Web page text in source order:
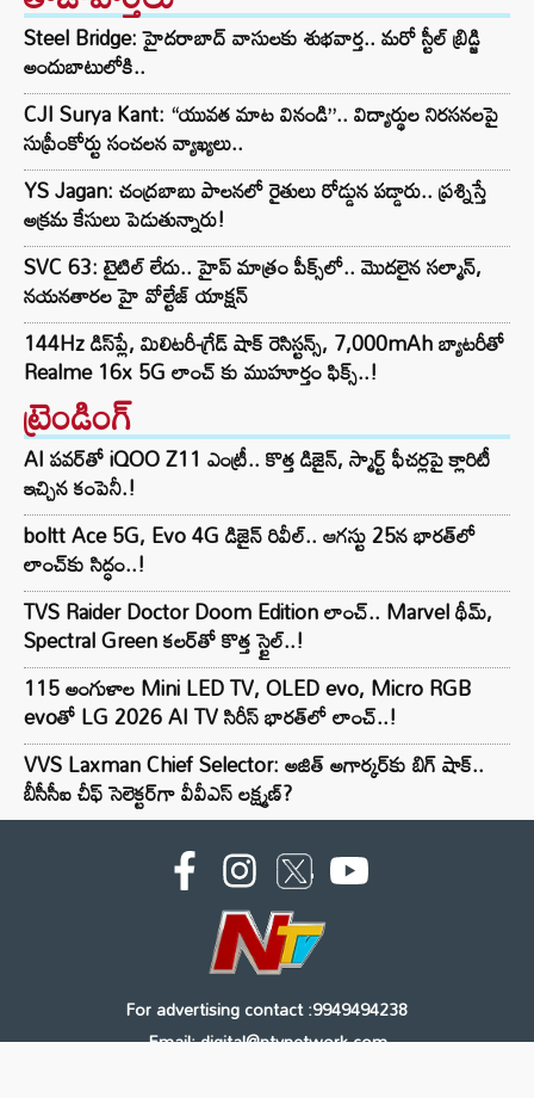
Steel Bridge: హైదరాబాద్ వాసులకు శుభవార్త.. మరో స్టీల్ బ్రిడ్జి
అందుబాటులోకి..
CJI Surya Kant: “యువత మాట వినండి”.. విద్యార్థుల నిరసనలపై
సుప్రీంకోర్టు సంచలన వ్యాఖ్యలు..
YS Jagan: చంద్రబాబు పాలనలో రైతులు రోడ్డున పడ్డారు.. ప్రశ్నిస్తే
అక్రమ కేసులు పెడుతున్నారు!
SVC 63: టైటిల్ లేదు.. హైప్ మాత్రం పీక్స్‌లో.. మొదలైన సల్మాన్,
నయనతారల హై వోల్టేజ్ యాక్షన్
144Hz డిస్‌ప్లే, మిలిటరీ-గ్రేడ్ షాక్ రెసిస్టన్స్, 7,000mAh బ్యాటరీతో
Realme 16x 5G లాంచ్ కు ముహూర్తం ఫిక్స్..!
ట్రెండింగ్‌
AI పవర్‌తో iQOO Z11 ఎంట్రీ.. కొత్త డిజైన్, స్మార్ట్ ఫీచర్లపై క్లారిటీ
ఇచ్చిన కంపెనీ.!
boltt Ace 5G, Evo 4G డిజైన్ రివీల్.. ఆగస్టు 25న భారత్‌లో
లాంచ్‌కు సిద్ధం..!
TVS Raider Doctor Doom Edition లాంచ్.. Marvel థీమ్,
Spectral Green కలర్‌తో కొత్త స్టైల్..!
115 అంగుళాల Mini LED TV, OLED evo, Micro RGB
evoతో LG 2026 AI TV సిరీస్ భారత్‌లో లాంచ్..!
VVS Laxman Chief Selector: అజిత్ అగార్కర్‌కు బిగ్ షాక్..
బీసీసీఐ చీఫ్ సెలెక్టర్‌గా వీవీఎస్ లక్ష్మణ్?
For advertising contact :9949494238
Email: digital@ntvnetwork.com